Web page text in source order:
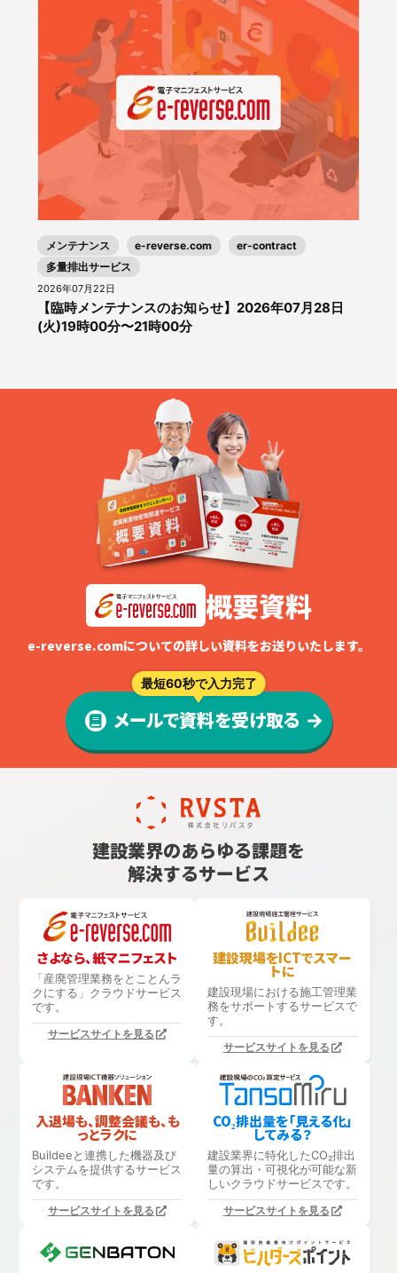
メンテナンス e-reverse.com
er-contract
多量排出サービス
2026年07月22日
【臨時メンテナンスのお知らせ】2026年07月28日
(火)19時00分〜21時00分
概要資料
e-reverse.comについての詳しい資料をお送りいたします。
最短60秒で入力完了
メールで資料を受け取る
建設業界のあらゆる課題を
解決するサービス
さよなら、紙マニフェスト
「産廃管理業務をとことんラ
クにする」 クラウドサービス
です。
サービスサイトを見る
建設現場をICTでスマー
トに
建設現場における施工管理業
務をサポートするサービスで
す。
サービスサイトを見る
入退場も、調整会議も、も
っとラクに
Buildeeと連携した機器及び
システムを提供するサービス
です。
サービスサイトを見る
CO₂排出量を「見える化」
してみる？
建設業界に特化したCO₂排出
量の算出・可視化が可能な新
しいクラウドサービスです。
サービスサイトを見る